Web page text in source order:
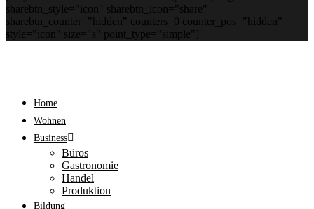
sharebtn_style="icon" sharebtn_icon="share"
sharebtn_counter="hidden" counters=0 counter_pos="hidden"
style="icon" size="s" point_type="simple"]
Home
Wohnen
Business
Büros
Gastronomie
Handel
Produktion
Bildung